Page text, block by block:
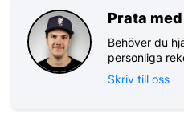
Prata
Behöver du
personliga
Skriv till oss